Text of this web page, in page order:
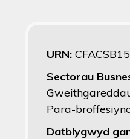
URN: CFACSB15
Sectorau
Para-
Datblygwyd